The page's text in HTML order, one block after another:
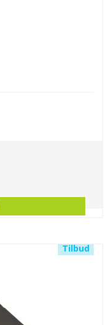
Tilbud